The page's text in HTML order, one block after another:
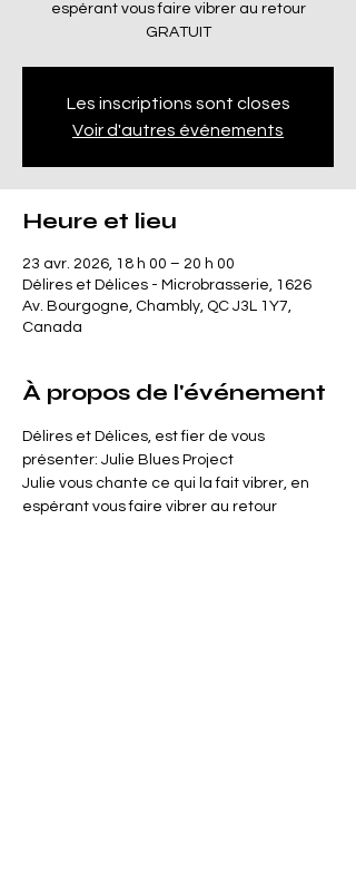
espérant vous faire vibrer au retour
GRATUIT
Les inscriptions sont closes
Voir d'autres événements
Heure et lieu
23 avr. 2026, 18 h 00 – 20 h 00
Délires et Délices - Microbrasserie, 1626
Av. Bourgogne, Chambly, QC J3L 1Y7,
Canada
À propos de l'événement
Délires et Délices, est fier de vous
présenter: Julie Blues Project
Julie vous chante ce qui la fait vibrer, en
espérant vous faire vibrer au retour